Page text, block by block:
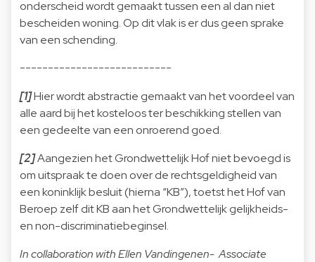
onderscheid wordt gemaakt tussen een al dan niet
bescheiden woning. Op dit vlak is er dus geen sprake
van een schending.
---------------------------
[1]Hier wordt abstractie gemaakt van het voordeel van
alle aard bij het kosteloos ter beschikking stellen van
een gedeelte van een onroerend goed.
[2]Aangezien het Grondwettelijk Hof niet bevoegd is
om uitspraak te doen over de rechtsgeldigheid van
een koninklijk besluit (hierna “KB”), toetst het Hof van
Beroep zelf dit KB aan het Grondwettelijk gelijkheids-
en non-discriminatiebeginsel.
In collaboration with Ellen Vandingenen- Associate